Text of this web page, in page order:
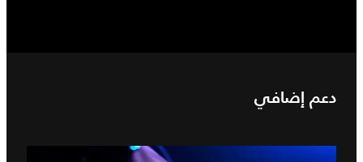
دعم إضافي